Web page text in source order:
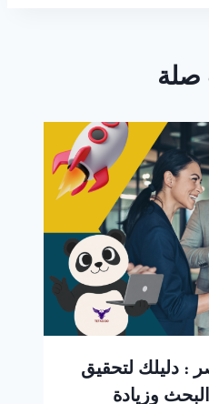
صلة
دليلك لتحقيق
وزيادة